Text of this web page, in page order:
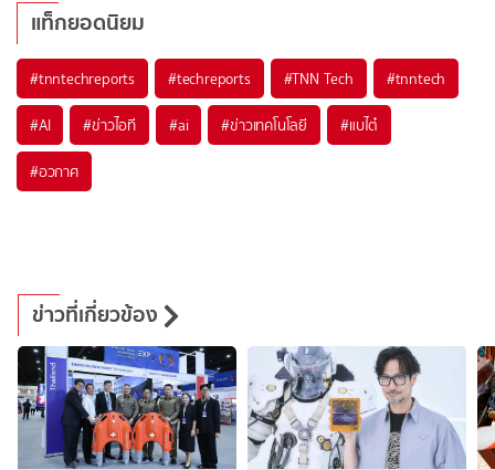
แท็กยอดนิยม
#tnntechreports #techreports #TNN Tech #tnntech
#AI #ข่าวไอที #ai #ข่าวเทคโนโลยี #แบไต๋
#อวกาศ
ข่าวที่เกี่ยวข้อง